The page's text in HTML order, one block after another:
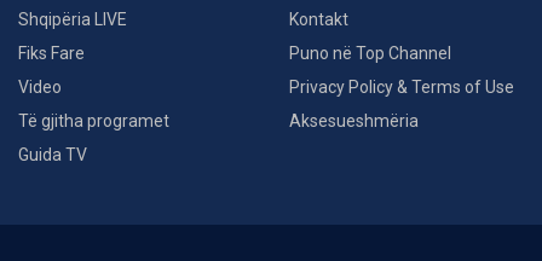
Shqipëria LIVE
Fiks Fare
Video
Të gjitha programet
Guida TV
Kontakt
Puno në Top Channel
Privacy Policy & Terms of Use
Aksesueshmëria